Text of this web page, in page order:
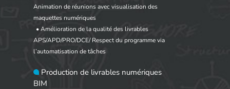
Animation de réunions avec visualisation des
maquettes numériques
• Amélioration de la qualité des livrables
APS/APD/PRO/DCE/ Respect du programme via
l’automatisation de tâches
Production de livrables numériques
BIM